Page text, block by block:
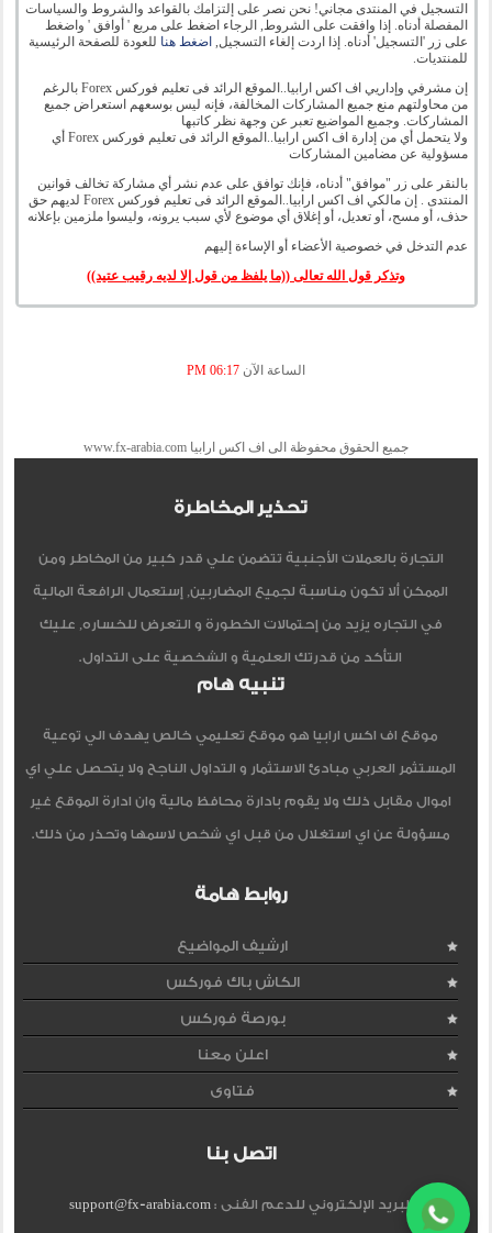
التسجيل في المنتدى مجاني! نحن نصر على إلتزامك بالقواعد والشروط والسياسات
المفصلة أدناه. إذا وافقت على الشروط, الرجاء اضغط على مربع ' أوافق ' واضغط
على زر 'التسجيل' أدناه. إذا اردت إلغاء التسجيل, اضغط هنا للعودة للصفحة الرئيسية
للمنتديات.
إن مشرفي وإداريي اف اكس ارابيا..الموقع الرائد فى تعليم فوركس Forex بالرغم
من محاولتهم منع جميع المشاركات المخالفة، فإنه ليس بوسعهم استعراض جميع
المشاركات. وجميع المواضيع تعبر عن وجهة نظر كاتبها
ولا يتحمل أي من إدارة اف اكس ارابيا..الموقع الرائد فى تعليم فوركس Forex أي
مسؤولية عن مضامين المشاركات
بالنقر على زر "موافق" أدناه، فإنك توافق على عدم نشر أي مشاركة تخالف قوانين
المنتدى . إن مالكي اف اكس ارابيا..الموقع الرائد فى تعليم فوركس Forex لديهم حق
حذف، أو مسح، أو تعديل، أو إغلاق أي موضوع لأي سبب يرونه، وليسوا ملزمين بإعلانه
عدم التدخل في خصوصية الأعضاء أو الإساءة إليهم
وتذكر قول الله تعالى ((ما يلفظ من قول إلا لديه رقيب عتيد))
الساعة الآن 06:17 PM
جميع الحقوق محفوظة الى اف اكس ارابيا www.fx-arabia.com
تحذير المخاطرة
التجارة بالعملات الأجنبية تتضمن علي قدر كبير من المخاطر ومن
الممكن ألا تكون مناسبة لجميع المضاربين, إستعمال الرافعة المالية
في التجاره يزيد من إحتمالات الخطورة و التعرض للخساره, عليك
التأكد من قدرتك العلمية و الشخصية على التداول.
تنبيه هام
موقع اف اكس ارابيا هو موقع تعليمي خالص يهدف الي توعية
المستثمر العربي مبادئ الاستثمار و التداول الناجح ولا يتحصل علي اي
اموال مقابل ذلك ولا يقوم بادارة محافظ مالية وان ادارة الموقع غير
مسؤولة عن اي استغلال من قبل اي شخص لاسمها وتحذر من ذلك.
روابط هامة
ارشيف المواضيع
الكاش باك فوركس
بورصة فوركس
اعلن معنا
فتاوى
اتصل بنا
البريد الإلكتروني للدعم الفنى :support@fx-arabia.com